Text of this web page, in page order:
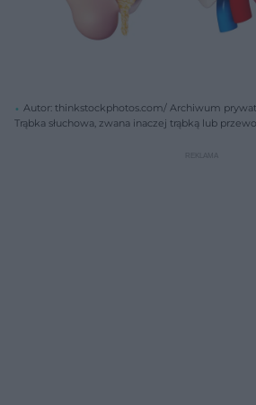
Autor: thinkstockphotos.com/ Archiwum
Trąbka słuchowa, zwana inaczej trąbką lub
długości i pełni ważna rolę w wyrównywaniu